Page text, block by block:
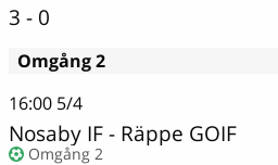
3 - 0
Omgång 2
16:00 5/4
Nosaby IF- Räppe GOIF
Omgång 2